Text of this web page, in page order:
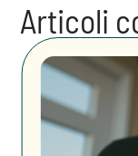
Articoli